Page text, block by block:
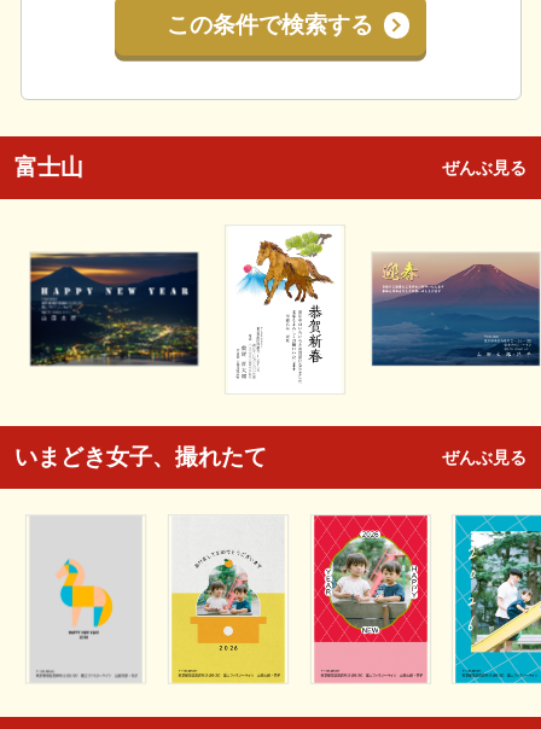
この条件で検索する
富士山 ぜんぶ見る
いまどき女子、撮れたて ぜんぶ見る